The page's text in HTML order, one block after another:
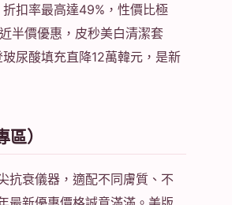
扣率最高達49%，性價比極
半價優惠，皮秒美白清潔套
尿酸填充直降12萬韓元，是新
）
抗衰儀器，適配不同膚質、不